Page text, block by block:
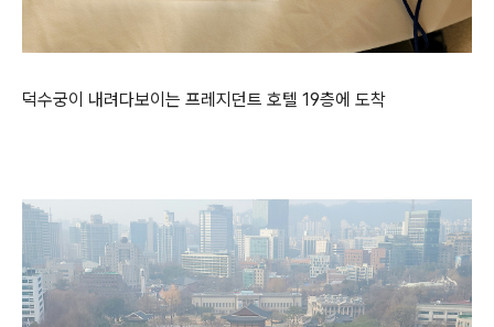
덕수궁이 내려다보이는 프레지던트 호텔 19층에 도착